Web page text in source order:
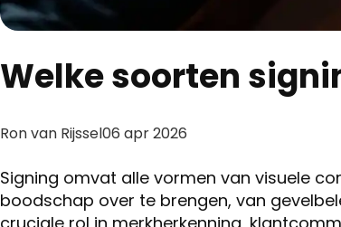
Welke soorten
Posted
Ron van Rijssel06 apr 2026
Signing omvat alle vormen van visuele
boodschap over te brengen, van